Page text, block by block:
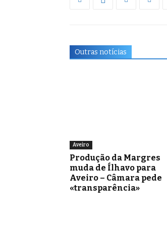
Outras notícias
Aveiro
Produção da Margres
muda de Ílhavo para
Aveiro – Câmara pede
«transparência»